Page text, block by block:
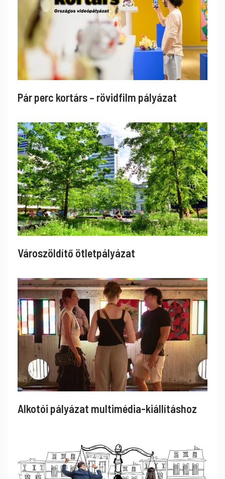
Pár perc kortárs – rövidfilm pályázat
Városzöldítő ötletpályázat
Alkotói pályázat multimédia-kiállításhoz